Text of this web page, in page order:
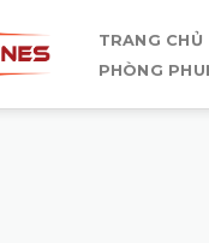
TRANG CHỦ
PHÒNG